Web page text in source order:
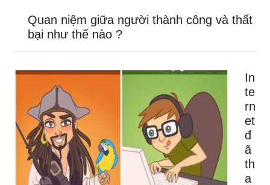
Quan niệm giữa người thành công và thất
bại như thế nào ?
In
te
rn
et
đ
ã
th
a